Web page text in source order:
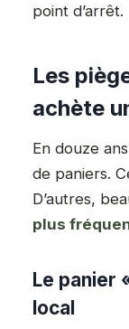
point d’arrêt.
Les
achète
En douze
de paniers.
D’autres,
plus
Le panier
local